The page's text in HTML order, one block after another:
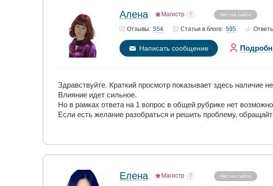
Алена Магистр Нет на сайте
Отзывы: 554 Статьи в блоге: 595
Написать сообщение
Здравствуйте. Краткий просмотр показывает здесь наличие
Влияние идет сильное.
Но в рамках ответа на 1 вопрос в общей рубрике нет
Если есть желание разобраться и решить проблему,
Елена Магистр Нет на сайте